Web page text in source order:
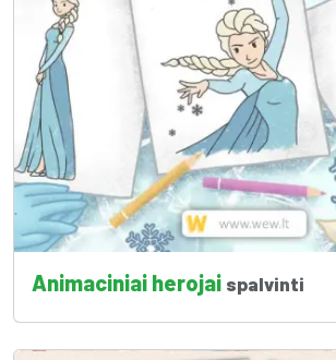
Animaciniai herojai spalvinti